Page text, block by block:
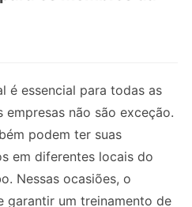
é essencial para todas as
empresas não são exceção.
podem ter suas
em diferentes locais do
Nessas ocasiões, o
garantir um treinamento de